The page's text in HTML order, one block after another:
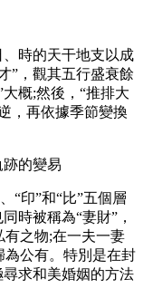
時的天干地支以成
”，觀其五行盛衰餘
概;然後，“推排大
，再依據季節變換
的變易
“印”和“比”五個層
時被稱為“妻財”，
之物;在一夫一妻
為公有。特別是在封
求和美婚姻的方法